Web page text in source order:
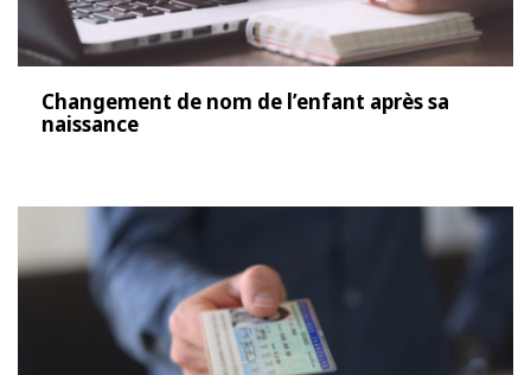
Changement de nom de l’enfant après sa
naissance